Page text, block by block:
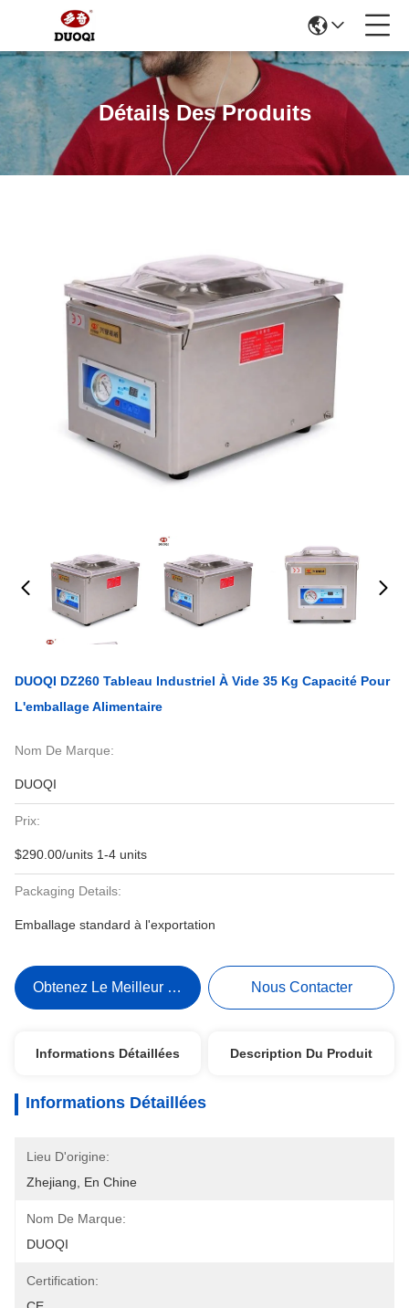
Détails Des Produits
DUOQI DZ260 Tableau Industriel À Vide 35 Kg Capacité Pour
L'emballage Alimentaire
Nom De Marque:
DUOQI
Prix:
$290.00/units 1-4 units
Packaging Details:
Emballage standard à l'exportation
Obtenez Le Meilleur Prix Nous Contacter
Informations Détaillées Description Du Produit
Informations Détaillées
Lieu D'origine:
Zhejiang, En Chine
Nom De Marque:
DUOQI
Certification: